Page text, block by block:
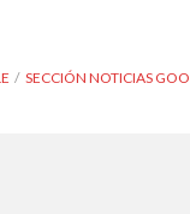
SECCIÓN NOTICIAS